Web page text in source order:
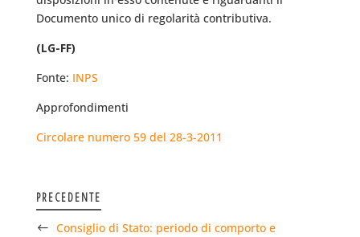
Documento unico di regolarità contributiva.
(LG-FF)
Fonte: INPS
Approfondimenti
Circolare numero 59 del 28-3-2011
PRECEDENTE
Consiglio di Stato: periodo di comporto e